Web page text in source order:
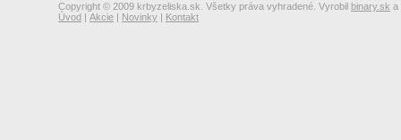
Copyright © 2009 krbyzeliska.sk. Všetky práva vyhradené. Vyrobil binary.sk a
Úvod | Akcie | Novinky | Kontakt